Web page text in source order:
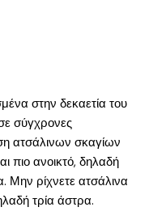
στην δεκαετία του
σύγχρονες
ατσάλινων σκαγίων
πιο ανοικτό, δηλαδή
Μην ρίχνετε ατσάλινα
τρία άστρα.